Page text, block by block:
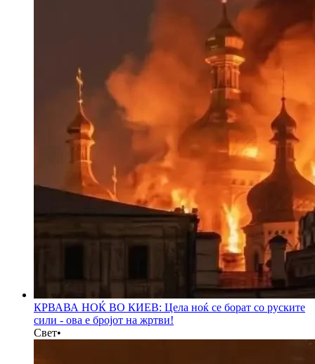
КРВАВА НОЌ ВО КИЕВ: Цела ноќ се борат со руските
сили - ова е бројот на жртви!
Свет•